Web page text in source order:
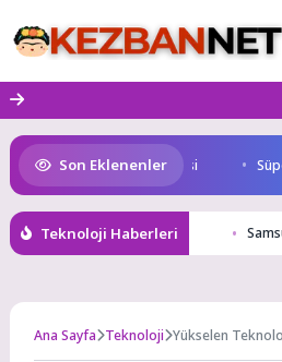
to
content
Son Eklenenler
yarışma müjdesi Süper
Teknoloji Haberleri
Ana Sayfa Teknoloji Yükselen